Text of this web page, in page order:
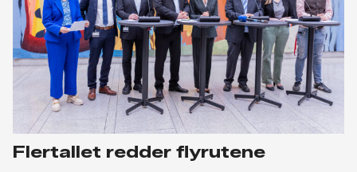
Flertallet redder flyrutene